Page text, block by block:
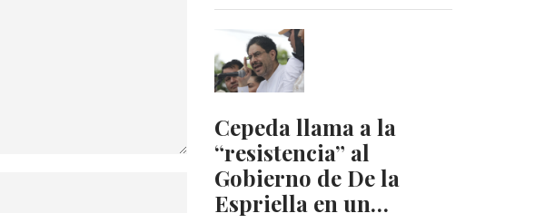
Cepeda llama a la
“resistencia” al
Gobierno de De la
Espriella en un…